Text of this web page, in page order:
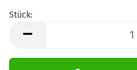
Stück: